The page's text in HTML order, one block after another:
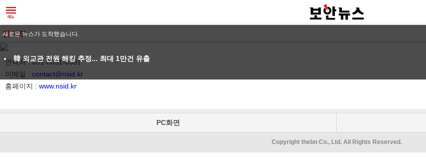
엔시드
연락처 : 031-8091-0381
이메일 : contact@nsid.kr
홈페이지 : www.nsid.kr
PC화면
Copyright thebn Co., Ltd. All Rights Reserved.
새로운 뉴스가 도착했습니다.
韓 외교관 전원 해킹 추정... 최대 1만건 유출